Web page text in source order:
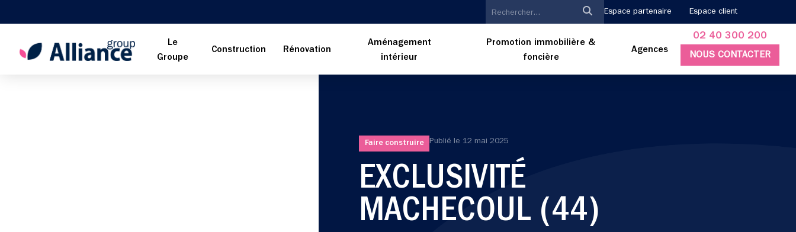
Espace partenaire Espace client
Le
Groupe
Construction Rénovation
Aménagement
intérieur
Promotion immobilière &
foncière
Agences
02 40 300 200
NOUS CONTACTER
Faire construire Publié le 12 mai 2025
EXCLUSIVITÉ
MACHECOUL (44)